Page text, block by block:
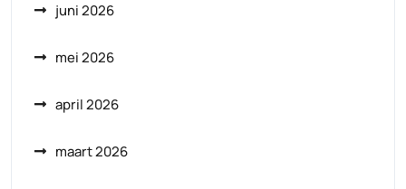
juni 2026
mei 2026
april 2026
maart 2026